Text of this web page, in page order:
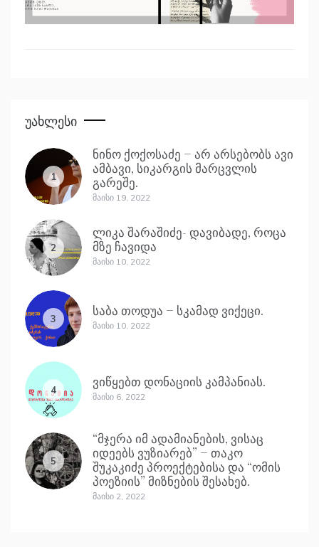
Უახლესი
1
ნინო ქოქოსაძე – არ არსებობს ავი
ამბავი, სიკარგის მარცვლის
გარეშე.
Მაისი 19, 2022
2
ლიკა შარაშიძე- დავიბადე, როცა
მზე ჩავიდა
Მაისი 10, 2022
3 საბა თოდუა – სკამად ვიქეცი.
Მაისი 10, 2022
4 ვიწყებთ დონაციის კამპანიას.
Მაისი 6, 2022
5
“მჯერა იმ ადამიანების, ვისაც
იდეებს ვუზიარებ” – თაკო
შუკაკიძე პროექტებისა და “ომის
პოეზიის” მიზნების შესახებ.
Მაისი 2, 2022